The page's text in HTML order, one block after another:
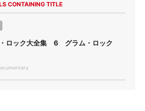
CONTAINING TITLE
ロック大全集 6 グラム・ロック